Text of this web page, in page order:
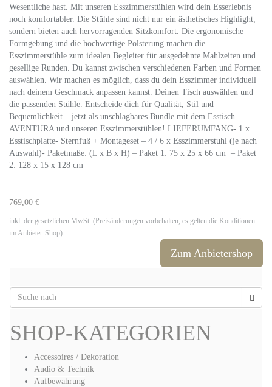
Wesentliche hast. Mit unseren Esszimmerstühlen wird dein Esserlebnis
noch komfortabler. Die Stühle sind nicht nur ein ästhetisches Highlight,
sondern bieten auch hervorragenden Sitzkomfort. Die ergonomische
Formgebung und die hochwertige Polsterung machen die
Esszimmerstühle zum idealen Begleiter für ausgedehnte Mahlzeiten und
gesellige Runden. Du kannst zwischen verschiedenen Farben und Formen
auswählen. Wir machen es möglich, dass du dein Esszimmer individuell
nach deinem Geschmack anpassen kannst. Deinen Tisch auswählen und
die passenden Stühle. Entscheide dich für Qualität, Stil und
Bequemlichkeit – jetzt als unschlagbares Bundle mit dem Esstisch
AVENTURA und unseren Esszimmerstühlen! LIEFERUMFANG- 1 x
Esstischplatte- Sternfuß + Montageset – 4 / 6 x Esszimmerstuhl (je nach
Auswahl)- Paketmaße: (L x B x H) – Paket 1: 75 x 25 x 66 cm – Paket
2: 128 x 15 x 128 cm
769,00 €
inkl. der gesetzlichen MwSt. (Preisänderungen vorbehalten, es gelten die Konditionen
im Anbieter-Shop)
Zum Anbietershop
SHOP-KATEGORIEN
Accessoires / Dekoration
Audio & Technik
Aufbewahrung